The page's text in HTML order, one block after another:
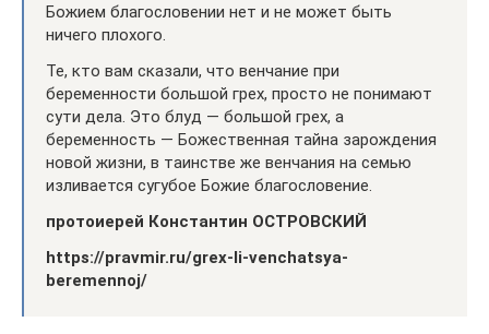
Божием благословении нет и не может быть
ничего плохого.
Те, кто вам сказали, что венчание при
беременности большой грех, просто не понимают
сути дела. Это блуд — большой грех, а
беременность — Божественная тайна зарождения
новой жизни, в таинстве же венчания на семью
изливается сугубое Божие благословение.
протоиерей Константин ОСТРОВСКИЙ
https://pravmir.ru/grex-li-venchatsya-
beremennoj/